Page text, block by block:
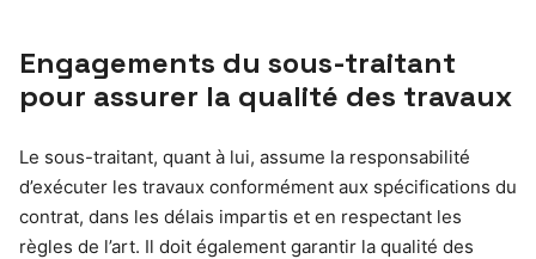
Engagements du sous-traitant
pour assurer la qualité des travaux
Le sous-traitant, quant à lui, assume la responsabilité
d’exécuter les travaux conformément aux spécifications du
contrat, dans les délais impartis et en respectant les
règles de l’art. Il doit également garantir la qualité des